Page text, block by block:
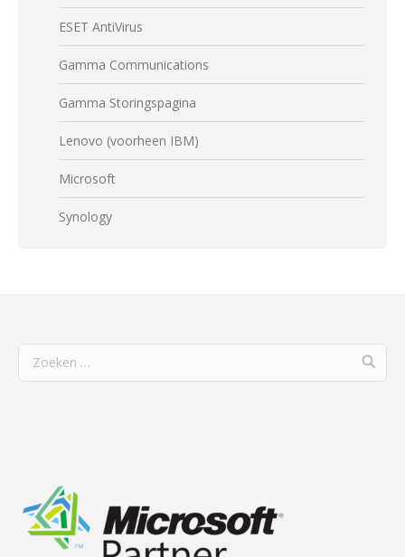
ESET AntiVirus
Gamma Communications
Gamma Storingspagina
Lenovo (voorheen IBM)
Microsoft
Synology